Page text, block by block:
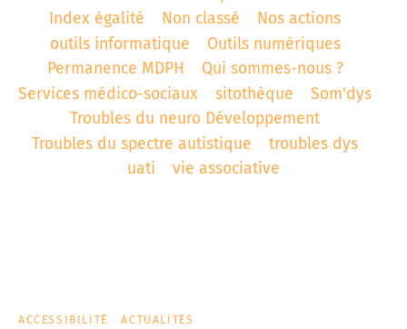
Index égalité
Non classé
Nos actions
outils informatique
Outils numériques
Permanence MDPH
Qui sommes-nous ?
Services médico-sociaux
sitothèque
Som'dys
Troubles du neuro Développement
Troubles du spectre autistique
troubles dys
uati
vie associative
ACCESSIBILITÉ ACTUALITÉS
de référence APAJH
d’Abbeville
collège César Franck à Amiens
Lycée Edouard BRANLY à Amiens
Corbie
«Déficience Visuelle»
« dys »